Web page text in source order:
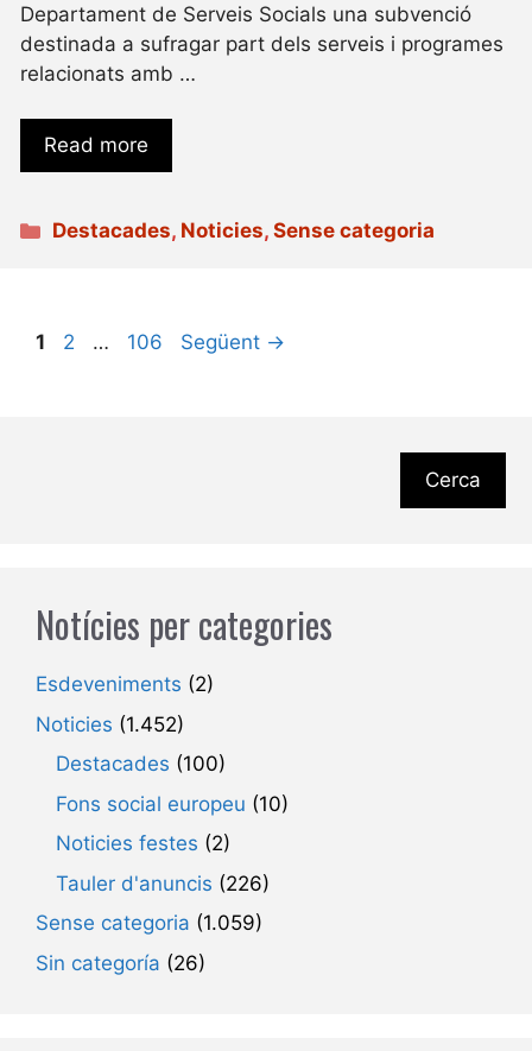
Departament de Serveis Socials una subvenció
destinada a sufragar part dels serveis i programes
relacionats amb …
Read more
Categories
Destacades, Noticies,Sense categoria
Pàgina
1 Pàgina
2 … Pàgina
106 Següent →
Cerca
Notícies per categories
Esdeveniments (2)
Noticies (1.452)
Destacades (100)
Fons social europeu (10)
Noticies festes (2)
Tauler d'anuncis (226)
Sense categoria (1.059)
Sin categoría (26)